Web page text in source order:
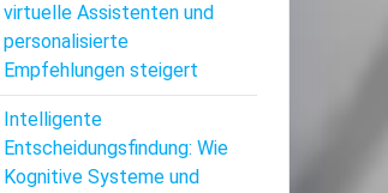
virtuelle Assistenten und
personalisierte
Empfehlungen steigert
Intelligente
Entscheidungsfindung: Wie
Kognitive Systeme und